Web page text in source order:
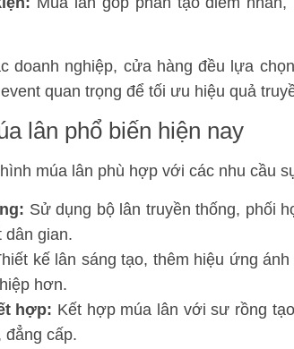
doanh nghiệp, cửa hàng đều lựa
quan trọng để tối ưu hiệu quả
lân phổ biến hiện nay
múa lân phù hợp với các nhu cầu
Sử dụng bộ lân truyền thống, phối
dân gian.
kế lân sáng tạo, thêm hiệu ứng
hơn.
hợp: Kết hợp múa lân với sư rồng
đẳng cấp.